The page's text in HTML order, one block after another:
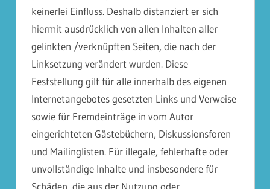
keinerlei Einfluss. Deshalb distanziert er sich
hiermit ausdrücklich von allen Inhalten aller
gelinkten /verknüpften Seiten, die nach der
Linksetzung verändert wurden. Diese
Feststellung gilt für alle innerhalb des eigenen
Internetangebotes gesetzten Links und Verweise
sowie für Fremdeinträge in vom Autor
eingerichteten Gästebüchern, Diskussionsforen
und Mailinglisten. Für illegale, fehlerhafte oder
unvollständige Inhalte und insbesondere für
Schäden, die aus der Nutzung oder